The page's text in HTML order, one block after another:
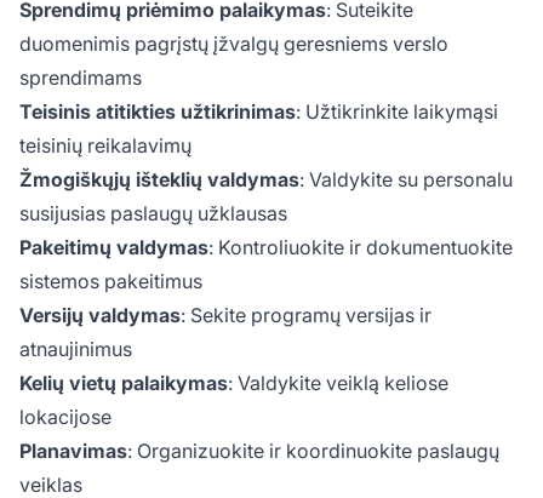
Sprendimų priėmimo palaikymas: Suteikite
duomenimis pagrįstų įžvalgų geresniems verslo
sprendimams
Teisinis atitikties užtikrinimas: Užtikrinkite laikymąsi
teisinių reikalavimų
Žmogiškųjų išteklių valdymas: Valdykite su personalu
susijusias paslaugų užklausas
Pakeitimų valdymas: Kontroliuokite ir dokumentuokite
sistemos pakeitimus
Versijų valdymas: Sekite programų versijas ir
atnaujinimus
Kelių vietų palaikymas: Valdykite veiklą keliose
lokacijose
Planavimas: Organizuokite ir koordinuokite paslaugų
veiklas